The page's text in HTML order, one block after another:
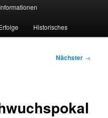
Informationen
Historisches
Nächster →